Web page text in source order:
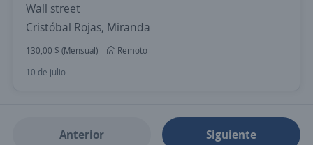
Wall street
Cristóbal Rojas, Miranda
130,00 $ (Mensual)
Remoto
10 de julio
Anterior Siguiente